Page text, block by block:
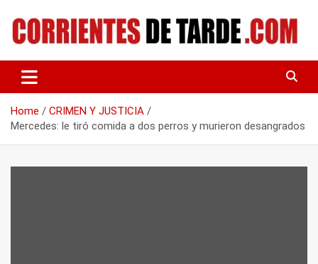
content
CORRIENTES DE TARDE
Home
CRIMEN Y JUSTICIA
Mercedes: le tiró comida a dos perros y murieron desangrados